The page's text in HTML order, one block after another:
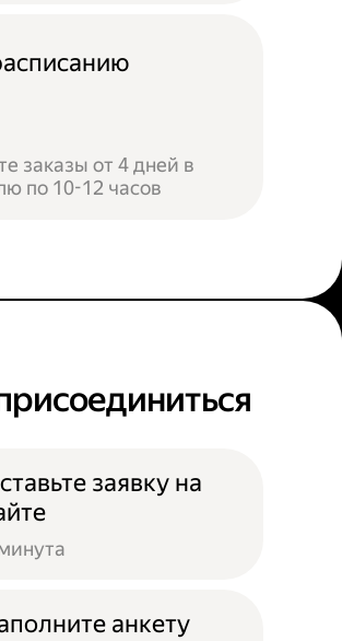
заказы от 4 дней в
по 10-12 часов
заявку на
анкету